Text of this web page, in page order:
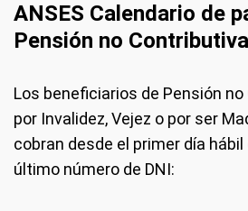
ANSES Calendario de
Pensión no Contributiva
Los beneficiarios de Pensión
por Invalidez, Vejez o por ser
cobran desde el primer día hábil
último número de DNI: